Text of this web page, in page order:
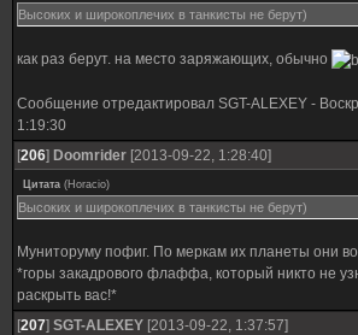
Высоких и широкоплечих в танкисты не берут)
как раз берут. на место заряжающих, обычно
Сообщение отредактировал SGT-ALEXEY -
1:19:30
[206] Doomrider [2013-09-22, 1:28:40]
Цитата (Horacio)
Высоких и широкоплечих в танкисты не берут)
Муниторуму пофиг. По меркам их планеты они
*горы закадрового флаффа, который никто не
раскрыть вас!*
[207] SGT-ALEXEY [2013-09-22, 1:37:57]